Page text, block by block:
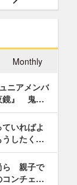
Monthly
ニアメンバ
鏡』 鬼…
いればよ
うしたく…
ら 親子で
コンチェ…